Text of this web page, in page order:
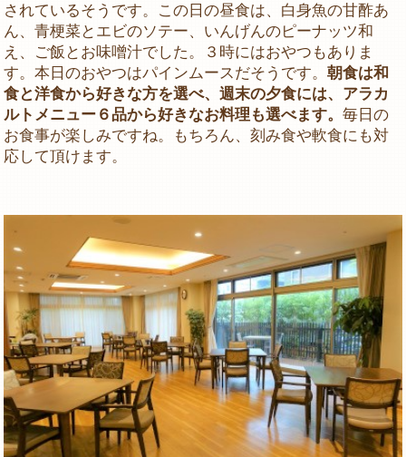
されているそうです。この日の昼食は、白身魚の甘酢あ
ん、青梗菜とエビのソテー、いんげんのピーナッツ和
え、ご飯とお味噌汁でした。３時にはおやつもありま
す。本日のおやつはパインムースだそうです。朝食は和
食と洋食から好きな方を選べ、週末の夕食には、アラカ
ルトメニュー６品から好きなお料理も選べます。毎日の
お食事が楽しみですね。もちろん、刻み食や軟食にも対
応して頂けます。